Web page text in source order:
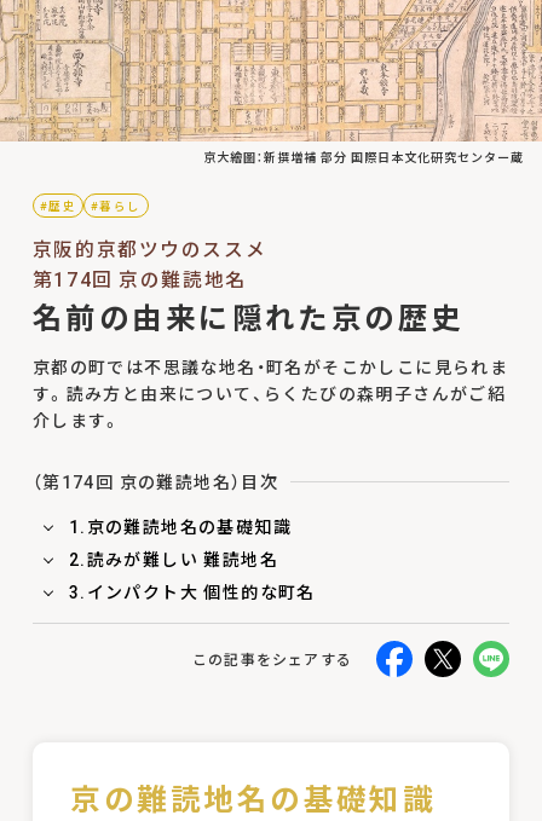
京大繪圖：新撰増補 部分 国際日本文化研究センター蔵
#歴史 #暮らし
京阪的京都ツウのススメ
第174回 京の難読地名
名前の由来に隠れた京の歴史
京都の町では不思議な地名・町名がそこかしこに見られま
す。読み方と由来について、らくたびの森明子さんがご紹
介します。
（第174回 京の難読地名）目次
1.京の難読地名の基礎知識
2.読みが難しい 難読地名
3.インパクト大 個性的な町名
この記事をシェアする
京の難読地名の基礎知識